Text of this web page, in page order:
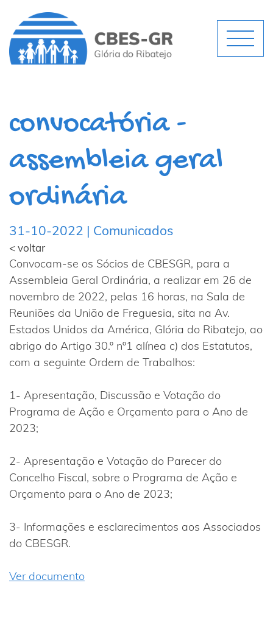
convocatória -
assembleia geral
ordinária
31-10-2022 | Comunicados
< voltar
Convocam-se os Sócios de CBESGR, para a
Assembleia Geral Ordinária, a realizar em 26 de
novembro de 2022, pelas 16 horas, na Sala de
Reuniões da União de Freguesia, sita na Av.
Estados Unidos da América, Glória do Ribatejo, ao
abrigo do Artigo 30.º nº1 alínea c) dos Estatutos,
com a seguinte Ordem de Trabalhos:
1- Apresentação, Discussão e Votação do
Programa de Ação e Orçamento para o Ano de
2023;
2- Apresentação e Votação do Parecer do
Concelho Fiscal, sobre o Programa de Ação e
Orçamento para o Ano de 2023;
3- Informações e esclarecimentos aos Associados
do CBESGR.
Ver documento